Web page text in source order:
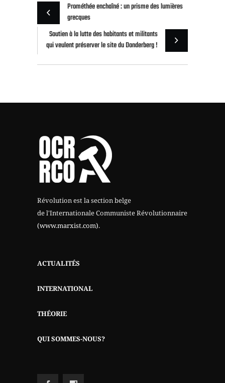
Prométhée enchaîné : un prisme des lumières
grecques
Soutien à la lutte des habitants et militants
qui veulent préserver le site du Donderberg !
Révolution est la section belge
de l'Internationale Communiste Révolutionnaire
(www.marxist.com).
ACTUALITÉS
INTERNATIONAL
THÉORIE
QUI SOMMES-NOUS?